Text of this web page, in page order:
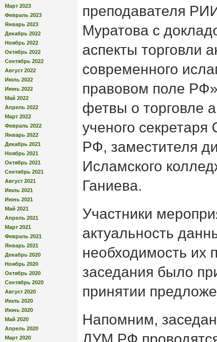
Март 2023
Февраль 2023
Январь 2023
Декабрь 2022
Ноябрь 2022
Октябрь 2022
Сентябрь 2022
Август 2022
Июль 2022
Июнь 2022
Май 2022
Апрель 2022
Март 2022
Февраль 2022
Январь 2022
Декабрь 2021
Ноябрь 2021
Октябрь 2021
Сентябрь 2021
Август 2021
Июль 2021
Июнь 2021
Май 2021
Апрель 2021
Март 2021
Февраль 2021
Январь 2021
Декабрь 2020
Ноябрь 2020
Октябрь 2020
Сентябрь 2020
Август 2020
Июль 2020
Июнь 2020
Май 2020
Апрель 2020
Март 2020
преподавателя
Муратова с
аспекты торговли
современного
правовом поле
фетвы о торговле
ученого
РФ, заместителя
Исламского
Ганиева.
Участники
актуальность
необходимость их
заседания было
принятии
Напомним,